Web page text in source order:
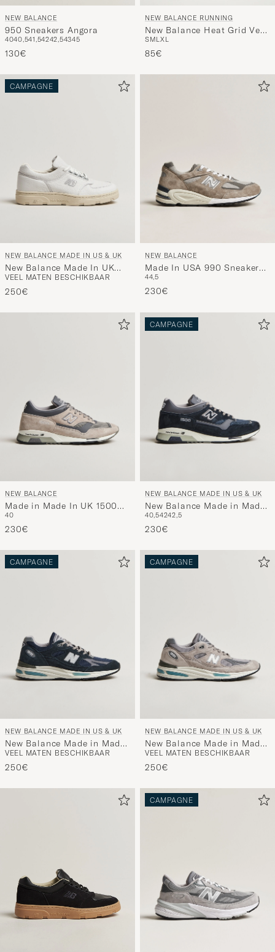
NEW BALANCE
950 Sneakers Angora
4040,541,54242,54345
130€
NEW BALANCE RUNNING
New Balance Heat Grid Vest
Grey
SMLXL
85€
CAMPAGNE
NEW BALANCE MADE IN US & UK
New Balance Made In UK
Allerdale Sneakers White
Grain
VEEL MATEN BESCHIKBAAR
250€
NEW BALANCE
Made In USA 990 Sneakers
Grey/White
44,5
230€
NEW BALANCE
Made in Made In UK 1500
Sneakers Grey
40
230€
CAMPAGNE
NEW BALANCE MADE IN US & UK
New Balance Made in Made
In UK 1500 Sneakers Navy
40,54242,5
230€
CAMPAGNE
NEW BALANCE MADE IN US & UK
New Balance Made in Made
In UK 991 Sneakers Dark
Navy
VEEL MATEN BESCHIKBAAR
250€
CAMPAGNE
NEW BALANCE MADE IN US & UK
New Balance Made in Made
In UK 991 Sneakers Grey
VEEL MATEN BESCHIKBAAR
250€
CAMPAGNE